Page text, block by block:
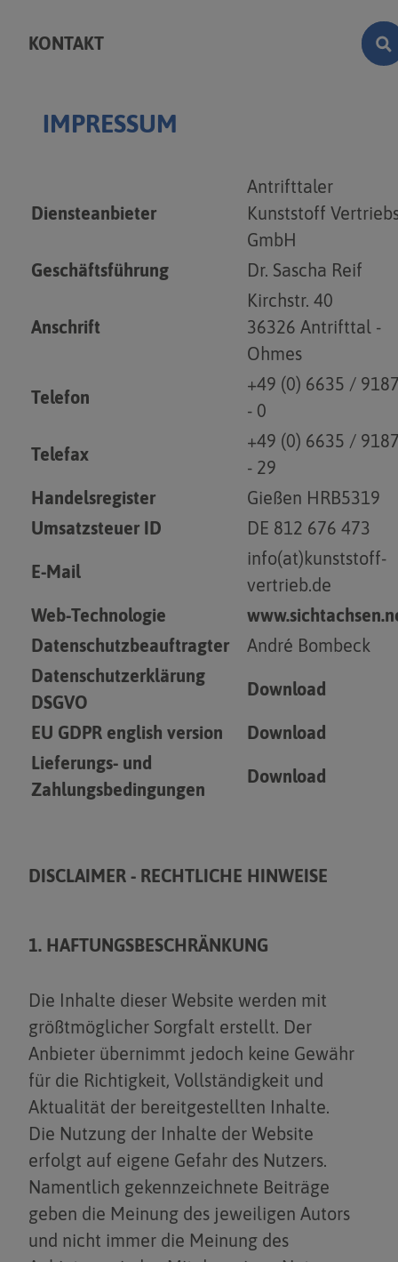
KONTAKT
IMPRESSUM
Diensteanbieter
Antrifttaler
Kunststoff
GmbH
Geschäftsführung
Dr. Sascha Reif
Anschrift
Kirchstr. 40
36326 Antrifttal -
Ohmes
Telefon
+49 (0) 6635 /
- 0
Telefax
+49 (0) 6635 /
- 29
Handelsregister
Gießen HRB5319
Umsatzsteuer ID
DE 812 676 473
E-Mail
info(at)kunststoff-
vertrieb.de
Web-Technologie
Datenschutzbeauftragter
André Bombeck
Datenschutzerklärung
DSGVO
Download
EU GDPR english version
Download
Lieferungs- und
Zahlungsbedingungen
Download
DISCLAIMER - RECHTLICHE HINWEISE
1. HAFTUNGSBESCHRÄNKUNG
Die Inhalte dieser Website werden mit
größtmöglicher Sorgfalt erstellt. Der
Anbieter übernimmt jedoch keine Gewähr
für die Richtigkeit, Vollständigkeit und
Aktualität der bereitgestellten Inhalte.
Die Nutzung der Inhalte der Website
erfolgt auf eigene Gefahr des Nutzers.
Namentlich gekennzeichnete Beiträge
geben die Meinung des jeweiligen Autors
und nicht immer die Meinung des